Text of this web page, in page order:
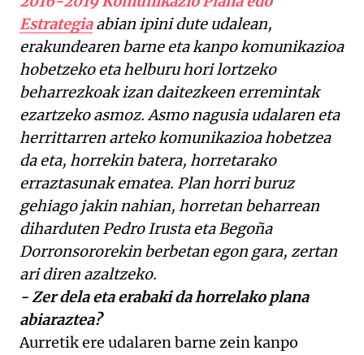
Estrategiaabian ipini dute udalean,
erakundearen barne eta kanpo komunikazioa
hobetzeko eta helburu hori lortzeko
beharrezkoak izan daitezkeen erremintak
ezartzeko asmoz. Asmo nagusia udalaren eta
herrittarren arteko komunikazioa hobetzea
da eta, horrekin batera, horretarako
erraztasunak ematea. Plan horri buruz
gehiago jakin nahian, horretan beharrean
diharduten Pedro Irusta eta Begoña
Dorronsororekin berbetan egon gara, zertan
ari diren azaltzeko.
- Zer dela eta erabaki da horrelako plana
abiaraztea?
Aurretik ere udalaren barne zein kanpo